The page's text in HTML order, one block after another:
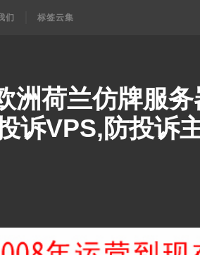
们 标签云集
洲荷兰仿牌服
诉VPS,防投诉